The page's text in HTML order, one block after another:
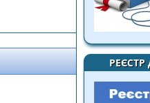
ОСВІТНЬОЇ